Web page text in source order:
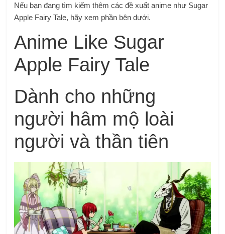
Nếu bạn đang tìm kiếm thêm các đề xuất anime như Sugar
Apple Fairy Tale, hãy xem phần bên dưới.
Anime Like Sugar
Apple Fairy Tale
Dành cho những
người hâm mộ loài
người và thần tiên